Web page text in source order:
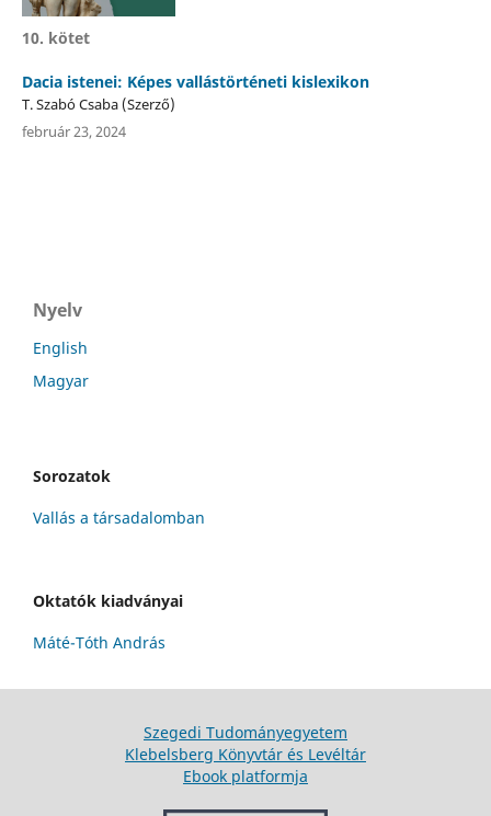
10. kötet
Dacia istenei: Képes vallástörténeti kislexikon
T. Szabó Csaba (Szerző)
február 23, 2024
Nyelv
English
Magyar
Sorozatok
Vallás a társadalomban
Oktatók kiadványai
Máté-Tóth András
Szegedi Tudományegyetem
Klebelsberg Könyvtár és Levéltár
Ebook platformja